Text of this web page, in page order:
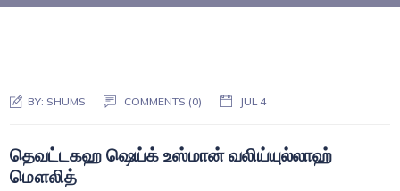
BY: SHUMS COMMENTS (0) JUL 4
தெவட்டகஹ ஷெய்க் உஸ்மான் வலிய்யுல்லாஹ்
மௌலித்